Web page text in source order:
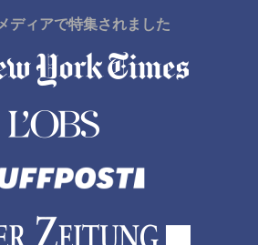
ディアで特集されました